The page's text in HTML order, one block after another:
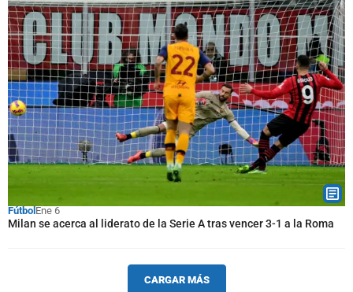
Fútbol Ene 6
Milan se acerca al liderato de la Serie A tras vencer 3-1 a la Roma
CARGAR MÁS